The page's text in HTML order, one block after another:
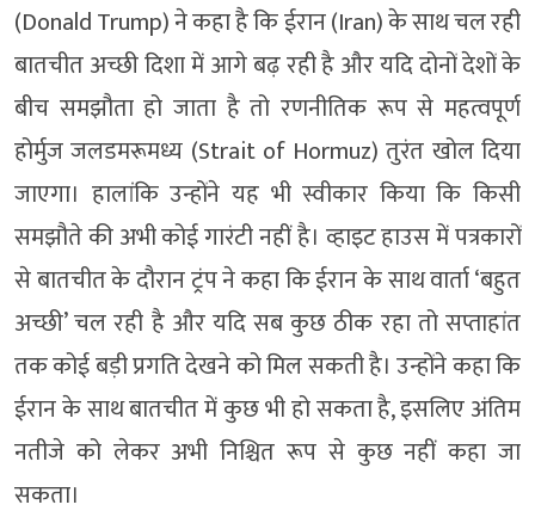
(Donald Trump) ने कहा है कि ईरान (Iran) के साथ चल रही
बातचीत अच्छी दिशा में आगे बढ़ रही है और यदि दोनों देशों के
बीच समझौता हो जाता है तो रणनीतिक रूप से महत्वपूर्ण
होर्मुज जलडमरूमध्य (Strait of Hormuz) तुरंत खोल दिया
जाएगा। हालांकि उन्होंने यह भी स्वीकार किया कि किसी
समझौते की अभी कोई गारंटी नहीं है। व्हाइट हाउस में पत्रकारों
से बातचीत के दौरान ट्रंप ने कहा कि ईरान के साथ वार्ता ‘बहुत
अच्छी’ चल रही है और यदि सब कुछ ठीक रहा तो सप्ताहांत
तक कोई बड़ी प्रगति देखने को मिल सकती है। उन्होंने कहा कि
ईरान के साथ बातचीत में कुछ भी हो सकता है, इसलिए अंतिम
नतीजे को लेकर अभी निश्चित रूप से कुछ नहीं कहा जा
सकता।